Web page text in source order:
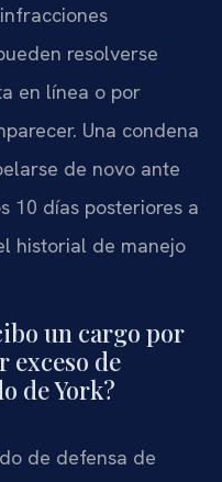
resolverse
en línea o por
Una condena
de novo ante
10 días posteriores a
historial de manejo
un cargo por
exceso de
de York?
de defensa de